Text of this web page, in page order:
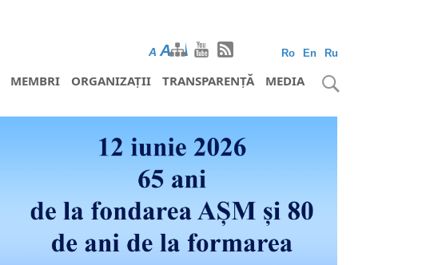
Ro En Ru
A AA
MEMBRI ORGANIZAȚII TRANSPARENȚĂ MEDIA